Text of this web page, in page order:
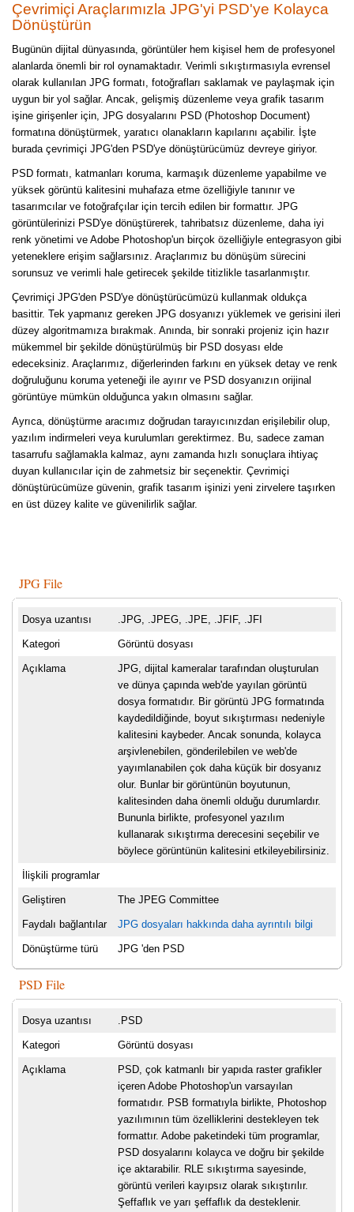
Çevrimiçi Araçlarımızla JPG'yi PSD'ye Kolayca
Dönüştürün
Bugünün dijital dünyasında, görüntüler hem kişisel hem de profesyonel
alanlarda önemli bir rol oynamaktadır. Verimli sıkıştırmasıyla evrensel
olarak kullanılan JPG formatı, fotoğrafları saklamak ve paylaşmak için
uygun bir yol sağlar. Ancak, gelişmiş düzenleme veya grafik tasarım
işine girişenler için, JPG dosyalarını PSD (Photoshop Document)
formatına dönüştürmek, yaratıcı olanakların kapılarını açabilir. İşte
burada çevrimiçi JPG'den PSD'ye dönüştürücümüz devreye giriyor.
PSD formatı, katmanları koruma, karmaşık düzenleme yapabilme ve
yüksek görüntü kalitesini muhafaza etme özelliğiyle tanınır ve
tasarımcılar ve fotoğrafçılar için tercih edilen bir formattır. JPG
görüntülerinizi PSD'ye dönüştürerek, tahribatsız düzenleme, daha iyi
renk yönetimi ve Adobe Photoshop'un birçok özelliğiyle entegrasyon gibi
yeteneklere erişim sağlarsınız. Araçlarımız bu dönüşüm sürecini
sorunsuz ve verimli hale getirecek şekilde titizlikle tasarlanmıştır.
Çevrimiçi JPG'den PSD'ye dönüştürücümüzü kullanmak oldukça
basittir. Tek yapmanız gereken JPG dosyanızı yüklemek ve gerisini ileri
düzey algoritmamıza bırakmak. Anında, bir sonraki projeniz için hazır
mükemmel bir şekilde dönüştürülmüş bir PSD dosyası elde
edeceksiniz. Araçlarımız, diğerlerinden farkını en yüksek detay ve renk
doğruluğunu koruma yeteneği ile ayırır ve PSD dosyanızın orijinal
görüntüye mümkün olduğunca yakın olmasını sağlar.
Ayrıca, dönüştürme aracımız doğrudan tarayıcınızdan erişilebilir olup,
yazılım indirmeleri veya kurulumları gerektirmez. Bu, sadece zaman
tasarrufu sağlamakla kalmaz, aynı zamanda hızlı sonuçlara ihtiyaç
duyan kullanıcılar için de zahmetsiz bir seçenektir. Çevrimiçi
dönüştürücümüze güvenin, grafik tasarım işinizi yeni zirvelere taşırken
en üst düzey kalite ve güvenilirlik sağlar.
JPG File
Dosya uzantısı .JPG, .JPEG, .JPE, .JFIF, .JFI
Kategori Görüntü dosyası
Açıklama
JPG, dijital kameralar tarafından oluşturulan
ve dünya çapında web'de yayılan görüntü
dosya formatıdır. Bir görüntü JPG formatında
kaydedildiğinde, boyut sıkıştırması nedeniyle
kalitesini kaybeder. Ancak sonunda, kolayca
arşivlenebilen, gönderilebilen ve web'de
yayımlanabilen çok daha küçük bir dosyanız
olur. Bunlar bir görüntünün boyutunun,
kalitesinden daha önemli olduğu durumlardır.
Bununla birlikte, profesyonel yazılım
kullanarak sıkıştırma derecesini seçebilir ve
böylece görüntünün kalitesini etkileyebilirsiniz.
İlişkili programlar
Geliştiren The JPEG Committee
Faydalı bağlantılar JPG dosyaları hakkında daha ayrıntılı bilgi
Dönüştürme türü JPG 'den PSD
PSD File
Dosya uzantısı .PSD
Kategori Görüntü dosyası
Açıklama
PSD, çok katmanlı bir yapıda raster grafikler
içeren Adobe Photoshop'un varsayılan
formatıdır. PSB formatıyla birlikte, Photoshop
yazılımının tüm özelliklerini destekleyen tek
formattır. Adobe paketindeki tüm programlar,
PSD dosyalarını kolayca ve doğru bir şekilde
içe aktarabilir. RLE sıkıştırma sayesinde,
görüntü verileri kayıpsız olarak sıkıştırılır.
Şeffaflık ve yarı şeffaflık da desteklenir.